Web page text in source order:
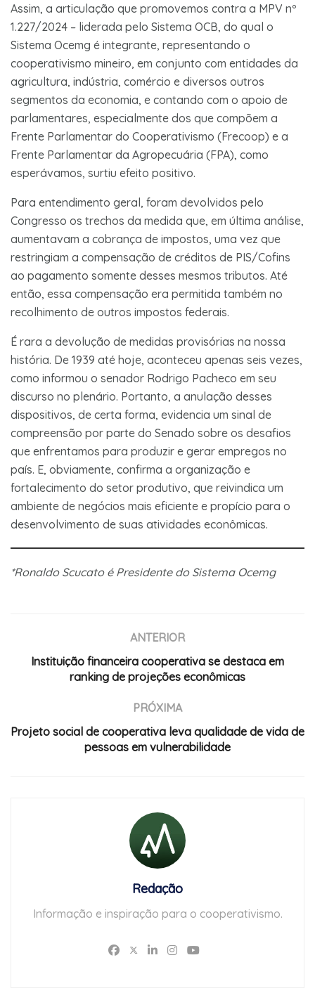
Assim, a articulação que promovemos contra a MPV nº
1.227/2024 – liderada pelo Sistema OCB, do qual o
Sistema Ocemg é integrante, representando o
cooperativismo mineiro, em conjunto com entidades da
agricultura, indústria, comércio e diversos outros
segmentos da economia, e contando com o apoio de
parlamentares, especialmente dos que compõem a
Frente Parlamentar do Cooperativismo (Frecoop) e a
Frente Parlamentar da Agropecuária (FPA), como
esperávamos, surtiu efeito positivo.
Para entendimento geral, foram devolvidos pelo
Congresso os trechos da medida que, em última análise,
aumentavam a cobrança de impostos, uma vez que
restringiam a compensação de créditos de PIS/Cofins
ao pagamento somente desses mesmos tributos. Até
então, essa compensação era permitida também no
recolhimento de outros impostos federais.
É rara a devolução de medidas provisórias na nossa
história. De 1939 até hoje, aconteceu apenas seis vezes,
como informou o senador Rodrigo Pacheco em seu
discurso no plenário. Portanto, a anulação desses
dispositivos, de certa forma, evidencia um sinal de
compreensão por parte do Senado sobre os desafios
que enfrentamos para produzir e gerar empregos no
país. E, obviamente, confirma a organização e
fortalecimento do setor produtivo, que reivindica um
ambiente de negócios mais eficiente e propício para o
desenvolvimento de suas atividades econômicas.
*Ronaldo Scucato é Presidente do Sistema Ocemg
ANTERIOR
Instituição financeira cooperativa se destaca em
ranking de projeções econômicas
PRÓXIMA
Projeto social de cooperativa leva qualidade de vida de
pessoas em vulnerabilidade
Redação
Informação e inspiração para o cooperativismo.